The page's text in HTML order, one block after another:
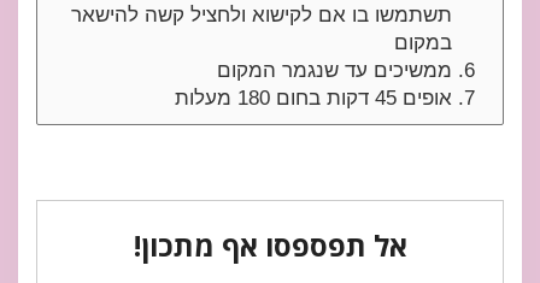
תשתמשו בו אם לקישוא ולחציל קשה להישאר
במקום
ממשיכים עד שנגמר המקום
אופים 45 דקות בחום 180 מעלות